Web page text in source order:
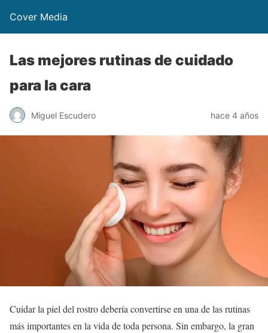
Cover Media
Las mejores rutinas de cuidado
para la cara
Miguel Escudero hace 4 años
Cuidar la piel del rostro debería convertirse en una de las rutinas
más importantes en la vida de toda persona. Sin embargo, la gran